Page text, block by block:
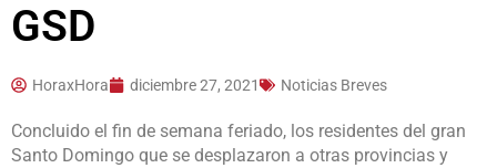
GSD
HoraxHora diciembre 27, 2021 Noticias Breves
Concluido el fin de semana feriado, los residentes del gran
Santo Domingo que se desplazaron a otras provincias y